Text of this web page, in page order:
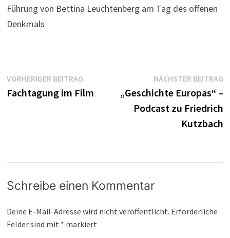
Führung von Bettina Leuchtenberg am Tag des offenen
Denkmals
Beitragsnavigation
VORHERIGER BEITRAGVorheriger
Beitrag:
Fachtagung im Film
NÄCHSTER BEITRAG
„Geschichte Europas“ –
Podcast zu Friedrich
Kutzbach
Schreibe einen Kommentar
Deine E-Mail-Adresse wird nicht veröffentlicht. Erforderliche
Felder sind mit * markiert